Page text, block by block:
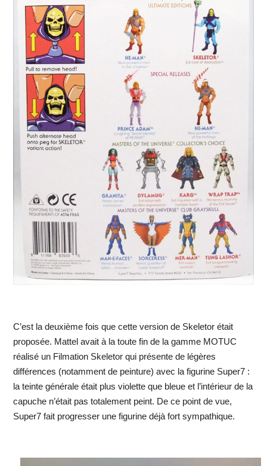
C’est la deuxième fois que cette version de Skeletor était
proposée. Mattel avait à la toute fin de la gamme MOTUC
réalisé un Filmation Skeletor qui présente de légères
différences (notamment de peinture) avec la figurine Super7 :
la teinte générale était plus violette que bleue et l’intérieur de la
capuche n’était pas totalement peint. De ce point de vue,
Super7 fait progresser une figurine déjà fort sympathique.